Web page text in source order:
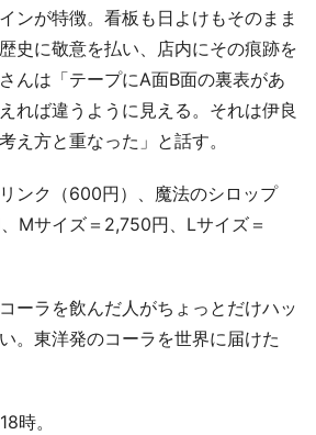
ンが特徴。看板も日よけもそのまま
史に敬意を払い、店内にその痕跡を
んは「テープにA面B面の裏表があ
れば違うように見える。それは伊良
え方と重なった」と話す。
ンク（600円）、魔法のシロップ
、Mサイズ＝2,750円、Lサイズ＝
ーラを飲んだ人がちょっとだけハッ
。東洋発のコーラを世界に届けた
時。